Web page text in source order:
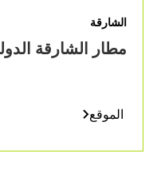
الشارقة
مطار الشارقة الدولي
الموقع